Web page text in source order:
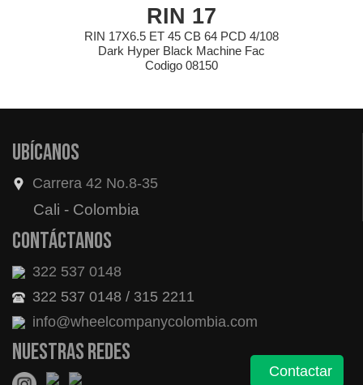
RIN 17
RIN 17X6.5 ET 45 CB 64 PCD 4/108
Dark Hyper Black Machine Fac
Codigo 08150
Ubícanos
Carrera 42 No.8-35
Cali - Colombia
Contáctanos
322 537 0148
322 537 0148 / 315 2211
info@wheelcompanycolombia.com
Nuestras redes
Contactar